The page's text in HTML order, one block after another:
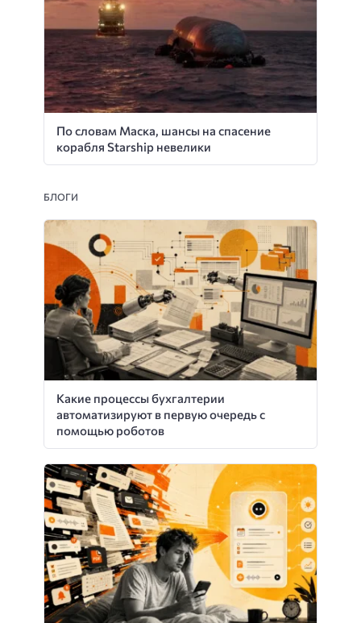
По словам Маска, шансы на спасение
корабля Starship невелики
БЛОГИ
Какие процессы бухгалтерии
автоматизируют в первую очередь с
помощью роботов